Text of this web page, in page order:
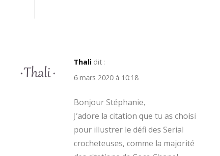
Thali dit :
6 mars 2020 à 10:18
Bonjour Stéphanie,
J’adore la citation que tu as choisi
pour illustrer le défi des Serial
crocheteuses, comme la majorité